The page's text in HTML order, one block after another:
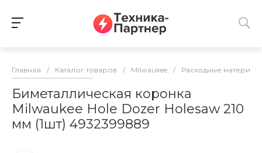
Главная / Каталог товаров / Milwaukee / Расходные
Биметаллическая коронка
Milwaukee Hole Dozer Holesaw 210
мм (1шт) 4932399889